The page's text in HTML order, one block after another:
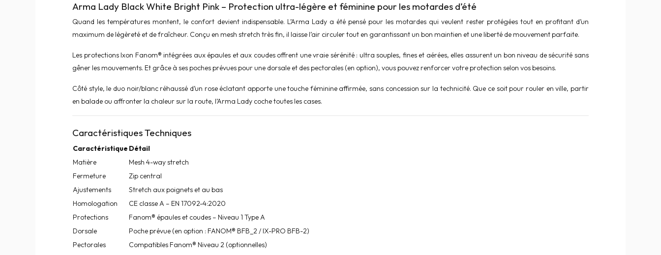
Arma Lady Black White Bright Pink – Protection ultra-légère et féminine pour les motardes d’été
Quand les températures montent, le confort devient indispensable. L’Arma Lady a été pensé pour les motardes qui veulent rester protégées tout en profitant d’un
maximum de légèreté et de fraîcheur. Conçu en mesh stretch très fin, il laisse l’air circuler tout en garantissant un bon maintien et une liberté de mouvement parfaite.
Les protections Ixon Fanom® intégrées aux épaules et aux coudes offrent une vraie sérénité : ultra souples, fines et aérées, elles assurent un bon niveau de sécurité sans
gêner les mouvements. Et grâce à ses poches prévues pour une dorsale et des pectorales (en option), vous pouvez renforcer votre protection selon vos besoins.
Côté style, le duo noir/blanc réhaussé d’un rose éclatant apporte une touche féminine affirmée, sans concession sur la technicité. Que ce soit pour rouler en ville, partir
en balade ou affronter la chaleur sur la route, l’Arma Lady coche toutes les cases.
Caractéristiques Techniques
Caractéristique Détail
Matière
Mesh 4-way stretch
Fermeture
Zip central
Ajustements
Stretch aux poignets et au bas
Homologation
CE classe A – EN 17092-4:2020
Protections
Fanom® épaules et coudes – Niveau 1 Type A
Dorsale
Poche prévue (en option : FANOM® BFB_2 / IX-PRO BFB-2)
Pectorales
Compatibles Fanom® Niveau 2 (optionnelles)